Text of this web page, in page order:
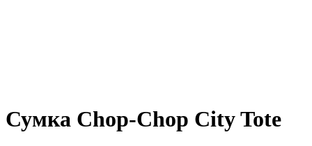
Сумка Chop-Chop City Tote